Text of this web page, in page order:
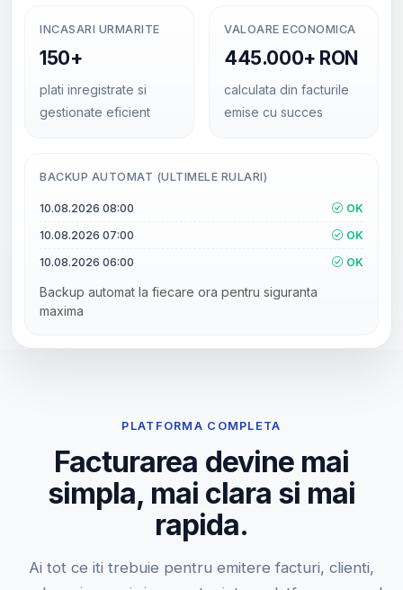
INCASARI URMARITE
150+
plati inregistrate si
gestionate eficient
VALOARE ECONOMICA
445.000+ RON
calculata din facturile
emise cu succes
BACKUP AUTOMAT (ULTIMELE RULARI)
10.08.2026 08:00
OK
10.08.2026 07:00
OK
10.08.2026 06:00
OK
Backup automat la fiecare ora pentru siguranta
maxima
PLATFORMA COMPLETA
Facturarea devine mai
simpla, mai clara si mai
rapida.
Ai tot ce iti trebuie pentru emitere facturi, clienti,